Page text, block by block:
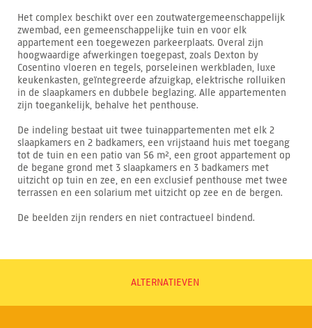
Het complex beschikt over een zoutwatergemeenschappelijk
zwembad, een gemeenschappelijke tuin en voor elk
appartement een toegewezen parkeerplaats. Overal zijn
hoogwaardige afwerkingen toegepast, zoals Dexton by
Cosentino vloeren en tegels, porseleinen werkbladen, luxe
keukenkasten, geïntegreerde afzuigkap, elektrische rolluiken
in de slaapkamers en dubbele beglazing. Alle appartementen
zijn toegankelijk, behalve het penthouse.
De indeling bestaat uit twee tuinappartementen met elk 2
slaapkamers en 2 badkamers, een vrijstaand huis met toegang
tot de tuin en een patio van 56 m², een groot appartement op
de begane grond met 3 slaapkamers en 3 badkamers met
uitzicht op tuin en zee, en een exclusief penthouse met twee
terrassen en een solarium met uitzicht op zee en de bergen.
De beelden zijn renders en niet contractueel bindend.
ALTERNATIEVEN